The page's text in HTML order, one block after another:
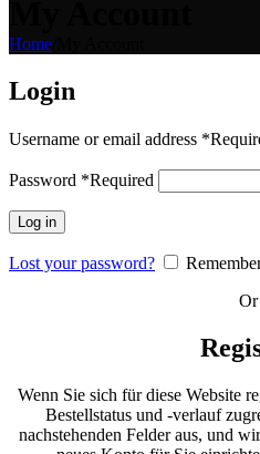
Home
Login
Username or email address *
Password *Required
Log in
Lost your password?
Or
Wenn Sie sich für diese Website
Bestellstatus und -verlauf
nachstehenden Felder aus, und